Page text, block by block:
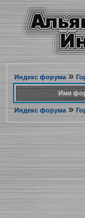
Индекс форума»
Имя
Индекс форума»